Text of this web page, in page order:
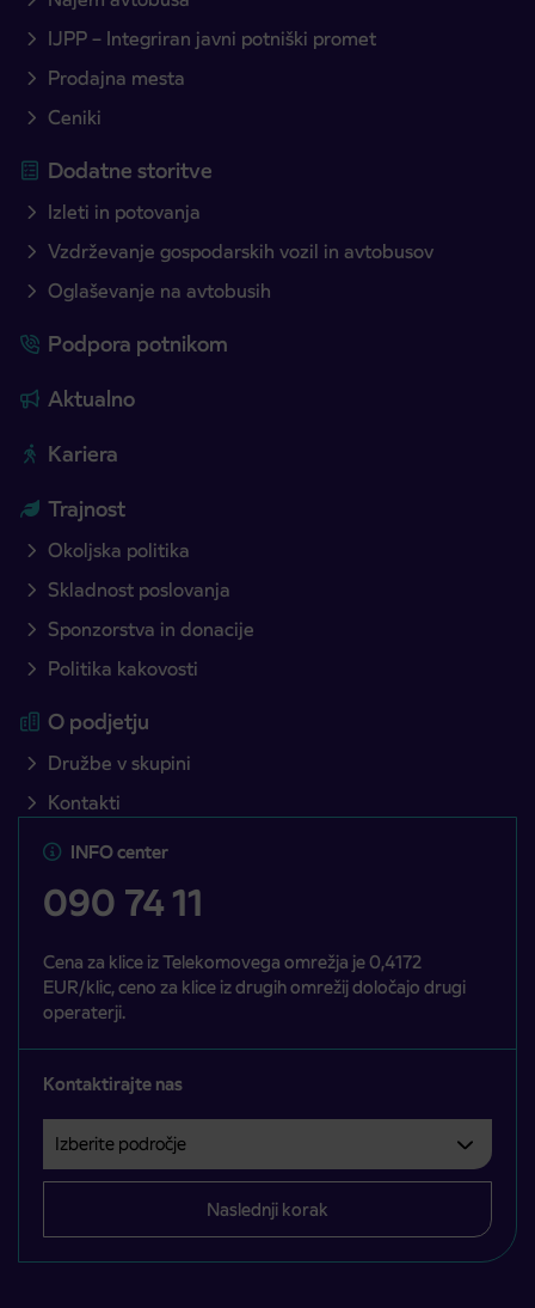
IJPP – Integriran javni potniški promet
Prodajna mesta
Ceniki
Dodatne storitve
Izleti in potovanja
Vzdrževanje gospodarskih vozil in avtobusov
Oglaševanje na avtobusih
Podpora potnikom
Aktualno
Kariera
Trajnost
Okoljska politika
Skladnost poslovanja
Sponzorstva in donacije
Politika kakovosti
O podjetju
Družbe v skupini
Kontakti
INFO center
090 74 11
Cena za klice iz Telekomovega omrežja je 0,4172
EUR/klic, ceno za klice iz drugih omrežij določajo drugi
operaterji.
Kontaktirajte nas
Izberite področje
Področje je obvezno izbrati.
Naslednji korak